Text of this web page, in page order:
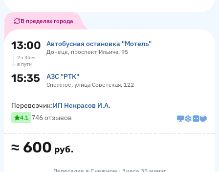
В пределах города
13:00 Автобусная остановка "Мотель"
Донецк, проспект Ильича, 95
2 ч 35 м
в пути
15:35 АЗС "РТК"
Снежное, улица Советская, 122
≈ 600 руб.
Перевозчик:ИП Некрасов И.А.
4.1 746 отзывов